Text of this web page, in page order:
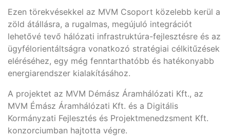
Ezen törekvésekkel az MVM Csoport közelebb kerül a
zöld átállásra, a rugalmas, megújuló integrációt
lehetővé tevő hálózati infrastruktúra-fejlesztésre és az
ügyfélorientáltságra vonatkozó stratégiai célkitűzések
eléréséhez, egy még fenntarthatóbb és hatékonyabb
energiarendszer kialakításához.
A projektet az MVM Démász Áramhálózati Kft., az
MVM Émász Áramhálózati Kft. és a Digitális
Kormányzati Fejlesztés és Projektmenedzsment Kft.
konzorciumban hajtotta végre.